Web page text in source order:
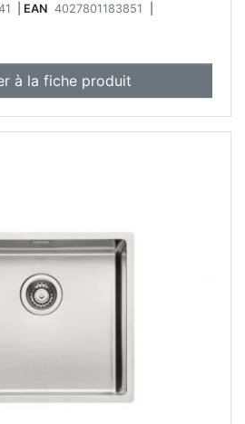
EAN 4027801183851
à la fiche produit